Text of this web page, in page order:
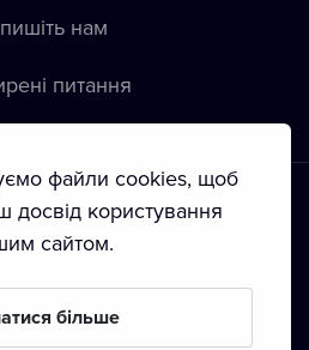
нам
питання
• Автoрські права
файли cookies, щоб
досвід користування
сайтом.
більше